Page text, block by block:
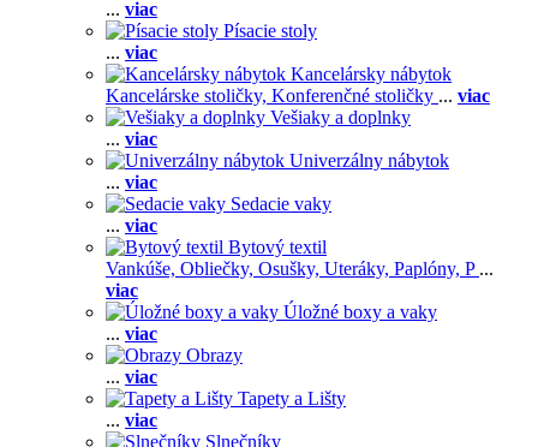
... viac
Písacie stoly
... viac
Kancelársky nábytok
Kancelárske stoličky, Konferenčné stoličky ... viac
Vešiaky a doplnky
... viac
Univerzálny nábytok
... viac
Sedacie vaky
... viac
Bytový textil
Vankúše, Obliečky, Osušky, Uteráky, Paplóny, P ...
viac
Úložné boxy a vaky
... viac
Obrazy
... viac
Tapety a Lišty
... viac
Slnečníky